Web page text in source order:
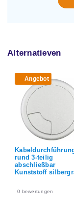
Alternatieven
Angebot
rund 3-teilig
verschließbar
Kunststoff
0bewertungen